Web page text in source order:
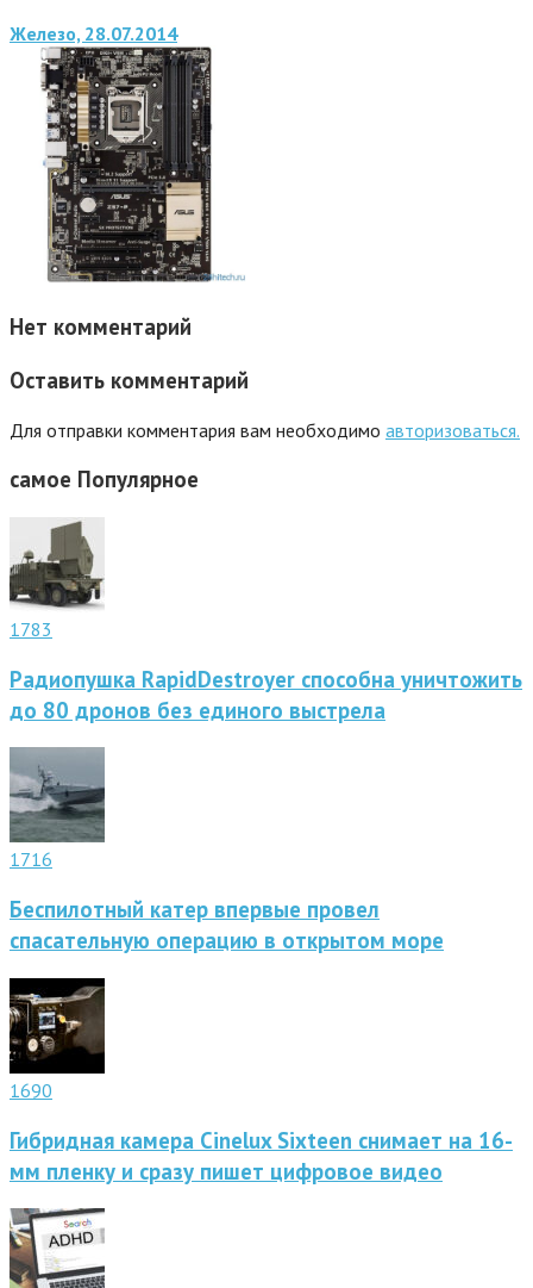
Железо, 28.07.2014
Нет комментарий
Оставить комментарий
Для отправки комментария вам необходимо авторизоваться.
самое Популярное
1783
Радиопушка RapidDestroyer способна уничтожить
до 80 дронов без единого выстрела
1716
Беспилотный катер впервые провел
спасательную операцию в открытом море
1690
Гибридная камера Cinelux Sixteen снимает на 16-
мм пленку и сразу пишет цифровое видео